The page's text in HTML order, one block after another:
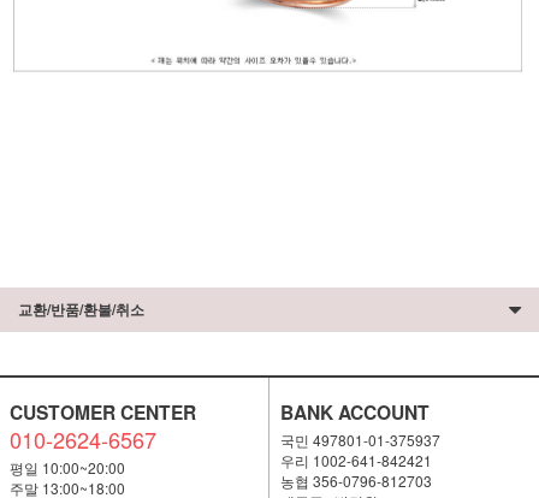
교환/반품/환불/취소
CUSTOMER CENTER
010-2624-6567
평일 10:00~20:00
주말 13:00~18:00
BANK ACCOUNT
국민 497801-01-375937
우리 1002-641-842421
농협 356-0796-812703